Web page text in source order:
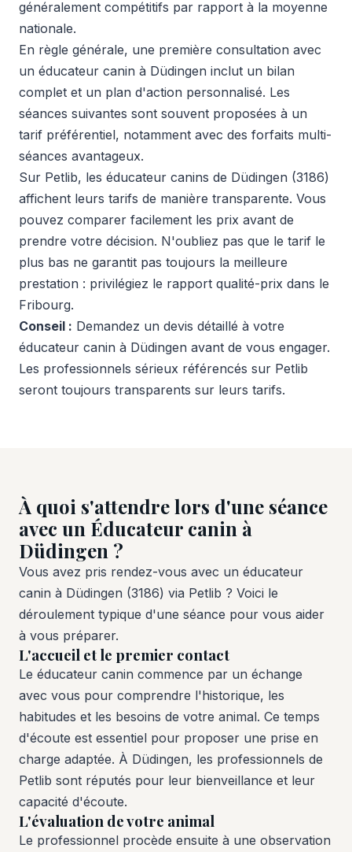
généralement compétitifs par rapport à la moyenne
nationale.
En règle générale, une première consultation avec
un éducateur canin à Düdingen inclut un bilan
complet et un plan d'action personnalisé. Les
séances suivantes sont souvent proposées à un
tarif préférentiel, notamment avec des forfaits multi-
séances avantageux.
Sur Petlib, les éducateur canins de Düdingen (3186)
affichent leurs tarifs de manière transparente. Vous
pouvez comparer facilement les prix avant de
prendre votre décision. N'oubliez pas que le tarif le
plus bas ne garantit pas toujours la meilleure
prestation : privilégiez le rapport qualité-prix dans le
Fribourg.
Conseil : Demandez un devis détaillé à votre
éducateur canin à Düdingen avant de vous engager.
Les professionnels sérieux référencés sur Petlib
seront toujours transparents sur leurs tarifs.
À quoi s'attendre lors d'une séance
avec un Éducateur canin à
Düdingen ?
Vous avez pris rendez-vous avec un éducateur
canin à Düdingen (3186) via Petlib ? Voici le
déroulement typique d'une séance pour vous aider
à vous préparer.
L'accueil et le premier contact
Le éducateur canin commence par un échange
avec vous pour comprendre l'historique, les
habitudes et les besoins de votre animal. Ce temps
d'écoute est essentiel pour proposer une prise en
charge adaptée. À Düdingen, les professionnels de
Petlib sont réputés pour leur bienveillance et leur
capacité d'écoute.
L'évaluation de votre animal
Le professionnel procède ensuite à une observation